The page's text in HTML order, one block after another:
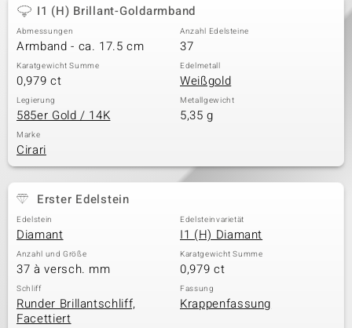
Collection
Classics
I1 (H) Brillant-Goldarmband
Abmessungen
Armband - ca. 17.5 cm
Anzahl Edelsteine
37
Karatgewicht Summe
0,979 ct
Edelmetall
Weißgold
Legierung
585er Gold / 14K
Metallgewicht
5,35 g
Marke
Cirari
Erster Edelstein
Edelstein
Diamant
Edelsteinvarietät
I1 (H) Diamant
Anzahl und Größe
37 à versch. mm
Karatgewicht Summe
0,979 ct
Schliff
Runder Brillantschliff,
Facettiert
Fassung
Krappenfassung